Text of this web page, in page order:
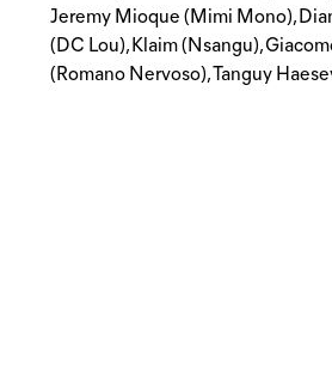
Jeremy Mioque (Mimi Mono),
(DC Lou), Klaim (Nsangu),
(Romano Nervoso), Tanguy